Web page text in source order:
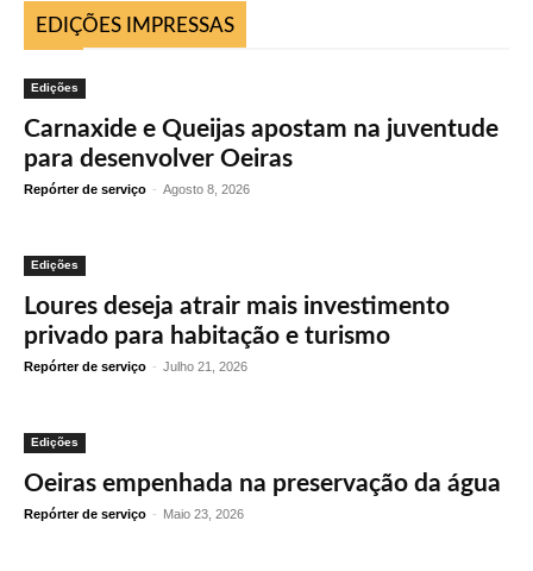
EDIÇÕES IMPRESSAS
Edições
Carnaxide e Queijas apostam na juventude
para desenvolver Oeiras
Repórter de serviço - Agosto 8, 2026
Edições
Loures deseja atrair mais investimento
privado para habitação e turismo
Repórter de serviço - Julho 21, 2026
Edições
Oeiras empenhada na preservação da água
Repórter de serviço - Maio 23, 2026